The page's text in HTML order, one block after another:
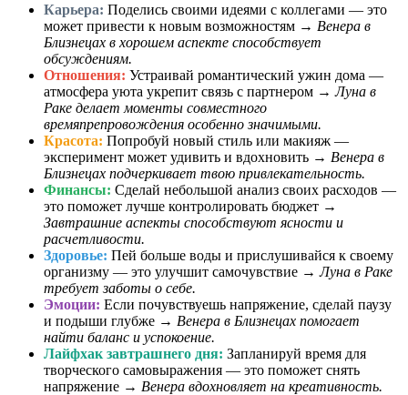
Карьера: Поделись своими идеями с коллегами — это
может привести к новым возможностям → Венера в
Близнецах в хорошем аспекте способствует
обсуждениям.
Отношения: Устраивай романтический ужин дома —
атмосфера уюта укрепит связь с партнером →Луна в
Раке делает моменты совместного
времяпрепровождения особенно значимыми.
Красота: Попробуй новый стиль или макияж —
эксперимент может удивить и вдохновить → Венера в
Близнецах подчеркивает твою привлекательность.
Финансы: Сделай небольшой анализ своих расходов —
это поможет лучше контролировать бюджет →
Завтрашние аспекты способствуют ясности и
расчетливости.
Здоровье: Пей больше воды и прислушивайся к своему
организму — это улучшит самочувствие →Луна в Раке
требует заботы о себе.
Эмоции: Если почувствуешь напряжение, сделай паузу
и подыши глубже → Венера в Близнецах помогает
найти баланс и успокоение.
Лайфхак завтрашнего дня: Запланируй время для
творческого самовыражения — это поможет снять
напряжение → Венера вдохновляет на креативность.